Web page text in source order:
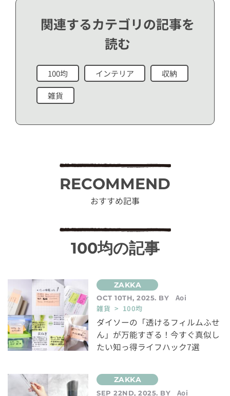
関連するカテゴリの記事を
読む
100均 インテリア 収納
雑貨
RECOMMEND
おすすめ記事
100均の記事
OCT 10TH, 2025. BY
Aoi
雑貨 > 100均
ダイソーの「透けるフィルムふせ
ん」が万能すぎる！今すぐ真似し
たい知っ得ライフハック7選
SEP 22ND, 2025. BY Aoi